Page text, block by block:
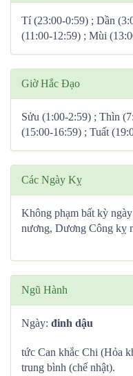
Tí (23:00-0:59) ; Dần
(11:00-12:59) ; Mùi
Giờ Hắc Đạo
Sửu (1:00-2:59) ; Thìn
(15:00-16:59) ; Tuất
Các Ngày Kỵ
Không phạm bất kỳ
nương, Dương Công kỵ
Ngũ Hành
Ngày: đinh dậu
tức Can khắc Chi (Hỏa
trung bình (chế nhật).